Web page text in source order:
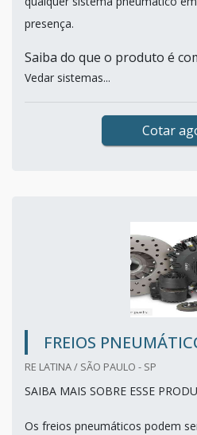
presença.
Saiba do que o produto é
Vedar sistemas...
Cotar
FREIOS
RE LATINA / SÃO PAULO - SP
SAIBA MAIS SOBRE ESSE
Os freios pneumáticos podem